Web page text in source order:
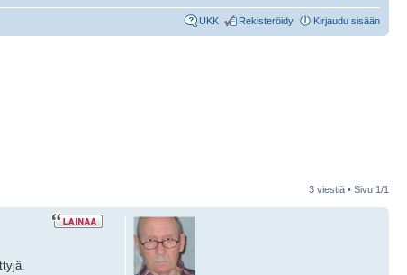
UKK Rekisteröidy Kirjaudu sisään
3 viestiä • Sivu 1/1